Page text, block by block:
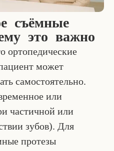
съёмные
это важно
ортопедические
может
самостоятельно.
или
частичной или
зубов). Для
протезы